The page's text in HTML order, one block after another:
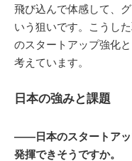
飛び込んで体感して、
いう狙いです。こうし
のスタートアップ強化
考えています。
日本の強みと課題
――日本のスタートアッ
発揮できそうですか。